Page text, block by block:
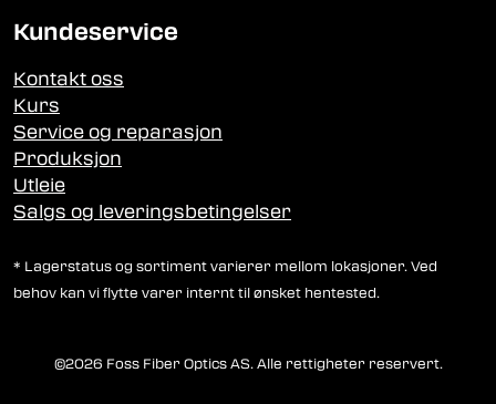
Kundeservice
Kontakt oss
Kurs
Service og reparasjon
Produksjon
Utleie
Salgs og leveringsbetingelser
* Lagerstatus og sortiment varierer mellom lokasjoner. Ved
behov kan vi flytte varer internt til ønsket hentested.
©2026 Foss Fiber Optics AS. Alle rettigheter reservert.